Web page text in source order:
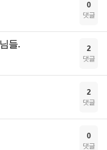
0
댓글
들. 2
댓글
2
댓글
0
댓글